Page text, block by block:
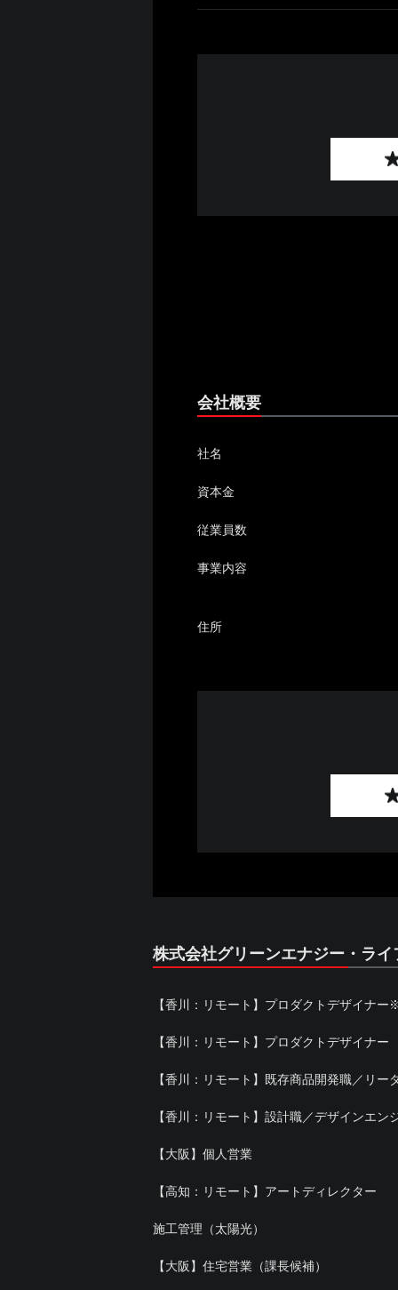
会社概要
社名
資本金
従業員数
事業内容
住所
株式会社グリーンエナジー・ラ
【香川：リモート】プロダクトデザイナー
【香川：リモート】プロダクトデザイナー
【香川：リモート】既存商品開発職／リー
【香川：リモート】設計職／デザインエン
【大阪】個人営業
【高知：リモート】アートディレクター
施工管理（太陽光）
【大阪】住宅営業（課長候補）